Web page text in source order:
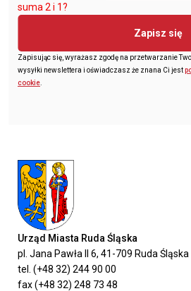
suma 2 i 1?
Zapisz się
Zapisując się, wyrażasz zgodę na przetwarzanie
wysyłki newslettera i oświadczasz że znana Ci jest
cookie
Urząd Miasta Ruda Śląska
pl. Jana Pawła II 6, 41-709 Ruda Śląska
tel. (+48 32) 244 90 00
fax (+48 32) 248 73 48